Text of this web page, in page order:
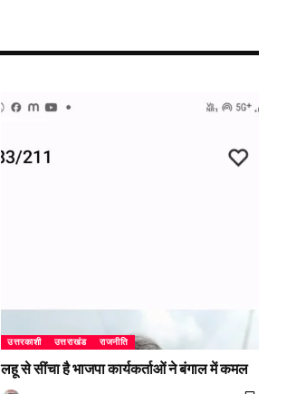
उत्तरकाशी उत्तराखंड राजनीति
लहू से सींचा है भाजपा कार्यकर्ताओं ने बंगाल में कमल